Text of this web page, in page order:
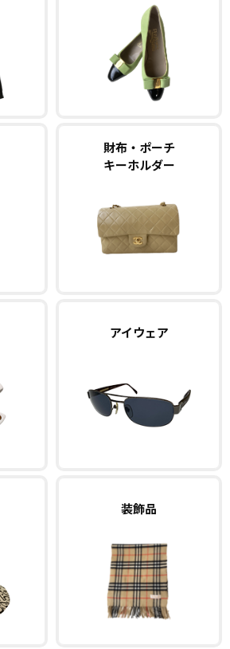
財布・ポーチ
キーホルダー
アイウェア
装飾品